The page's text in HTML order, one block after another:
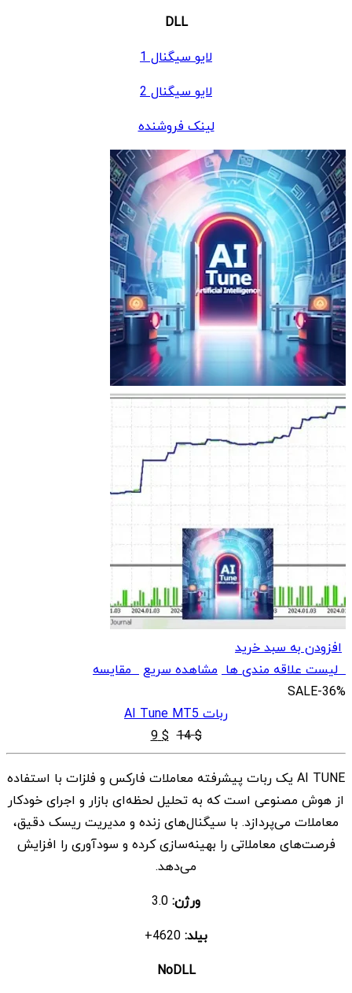
DLL
لایو سیگنال 1
لایو سیگنال 2
لینک فروشنده
افزودن به سبد خرید
لیست علاقه مندی ها مشاهده سریعمقایسه
SALE-36%
ربات AI Tune MT5
$
14
قیمت
اصلی
$ 14
بود.
$
9 قیمت
فعلی
$ 9
است.
AI TUNE یک ربات پیشرفته معاملات فارکس و فلزات با استفاده
از هوش مصنوعی است که به تحلیل لحظه‌ای بازار و اجرای خودکار
معاملات می‌پردازد. با سیگنال‌های زنده و مدیریت ریسک دقیق،
فرصت‌های معاملاتی را بهینه‌سازی کرده و سودآوری را افزایش
می‌دهد.
ورژن:
بیلد:
NoDLL